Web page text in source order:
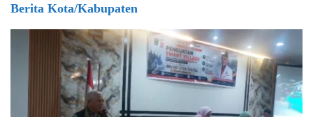
Berita Kota/Kabupaten